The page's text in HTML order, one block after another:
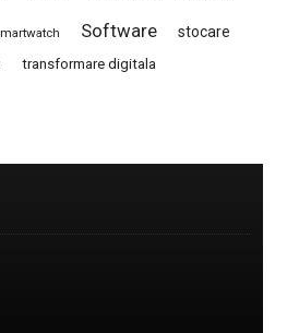
Software stocare
transformare digitala